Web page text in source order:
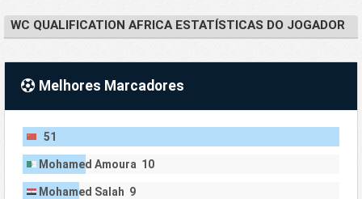
WC QUALIFICATION AFRICA ESTATÍSTICAS DO JOGADOR
Melhores Marcadores
51
Mohamed Amoura 10
Mohamed Salah 9